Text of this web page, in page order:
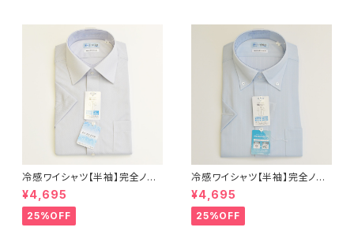
冷感ワイシャツ【半袖】完全ノー
アイロン i-Shirt｜-2℃冷却 形
態安定 レギュラーシルエット セ
ミワイドカラー ドビー メンズ ビ
ジネス exha14-sw-12 L.グレ
¥4,695
25%OFF
冷感ワイシャツ【半袖】完全ノー
アイロン i-Shirt｜-2℃冷却 形
態安定 レギュラーシルエット ボ
タンダウン ストライプ メンズ ビ
ジネス dhy197-bd-81 サック
¥4,695
25%OFF